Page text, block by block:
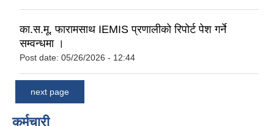
का.स.मू. फारामसाथ IEMIS प्रणालीको रिपोर्ट पेश गर्ने
सम्वन्धमा ।
Post date: 05/26/2026 - 12:44
next page
कर्मचारी